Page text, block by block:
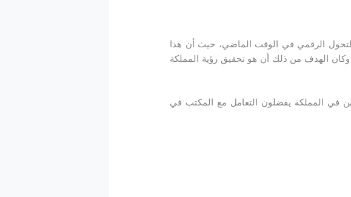
الرقمي في الوقت الماضي، حيث أن هذا
وكان الهدف من ذلك أن هو تحقيق رؤية المملكة
في المملكة يفضلون التعامل مع المكتب في